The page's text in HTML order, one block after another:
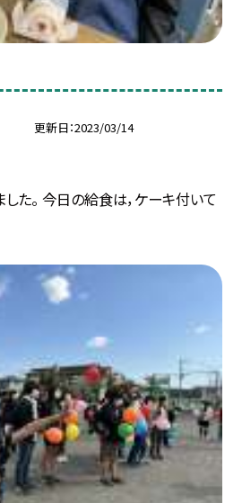
更新日 2023/03/14
た。 今日の給食は，ケーキ付いて